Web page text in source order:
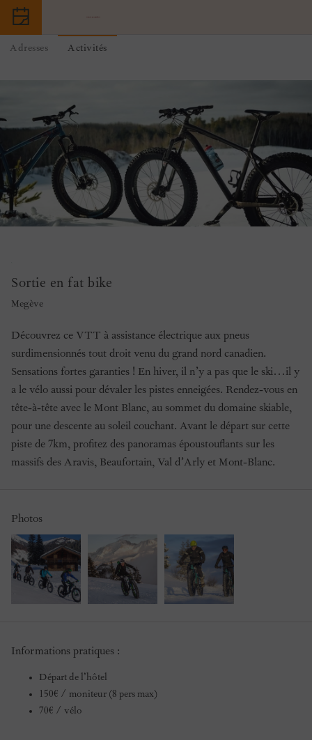
Adresses Activités
Sortie en fat bike
Megève
Découvrez ce VTT à assistance électrique aux pneus
surdimensionnés tout droit venu du grand nord canadien.
Sensations fortes garanties ! En hiver, il n’y a pas que le ski…il y
a le vélo aussi pour dévaler les pistes enneigées. Rendez-vous en
tête-à-tête avec le Mont Blanc, au sommet du domaine skiable,
pour une descente au soleil couchant. Avant le départ sur cette
piste de 7km, profitez des panoramas époustouflants sur les
massifs des Aravis, Beaufortain, Val d’Arly et Mont-Blanc.
Photos
Informations pratiques :
Départ de l’hôtel
150€ / moniteur (8 pers max)
70€ / vélo